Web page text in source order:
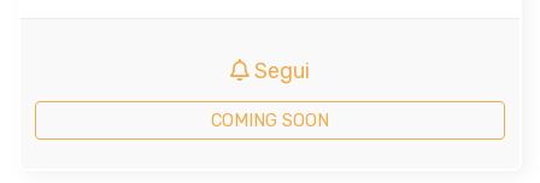
Segui
COMING SOON